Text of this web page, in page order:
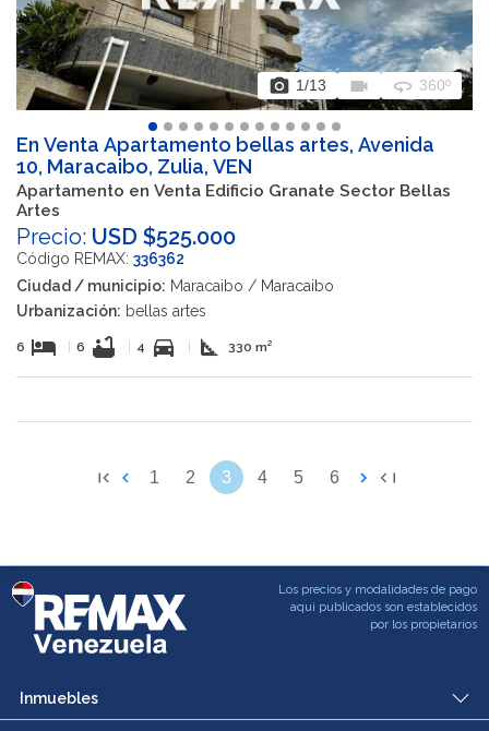
photo_camera 1/13 videocam 360 360º
En Venta Apartamento bellas artes, Avenida
10, Maracaibo, Zulia, VEN
Apartamento en Venta Edificio Granate Sector Bellas
Artes
Precio: USD $525.000
Código REMAX: 336362
Ciudad / municipio: Maracaibo / Maracaibo
Urbanización: bellas artes
6 hotel 6 bathtub 4 directions_car square_foot 330 m²
1 2 3 4 5 6
Los precios y modalidades de pago
aqui publicados son establecidos
por los propietarios
Inmuebles